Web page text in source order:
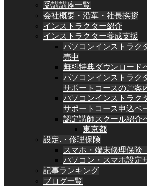
受講講座一覧
会社概要・沿革・社長挨拶
インストラクター紹介
インストラクター養成支援
パソコンインストラク
売中
無料特典ダウンロード
パソコンインストラク
サポートコースのご案
パソコンインストラク
サポートコース申込ペ
認定講師スクール紹介
東京都
設定.・修理保険
スマホ・端末修理保険
パソコン・スマホ設定
記事ランキング
ブログ一覧